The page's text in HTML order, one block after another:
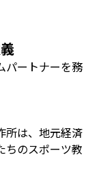
パートナーを務
所は、地元経済
ちのスポーツ教